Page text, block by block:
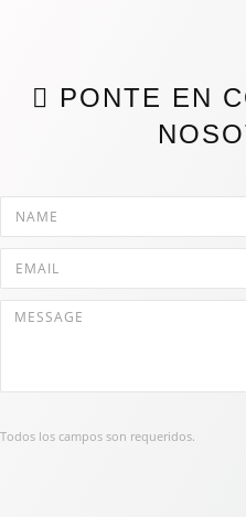
 PONTE EN
Todos los campos son requeridos.